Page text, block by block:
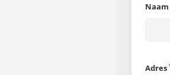
Naam
Adres